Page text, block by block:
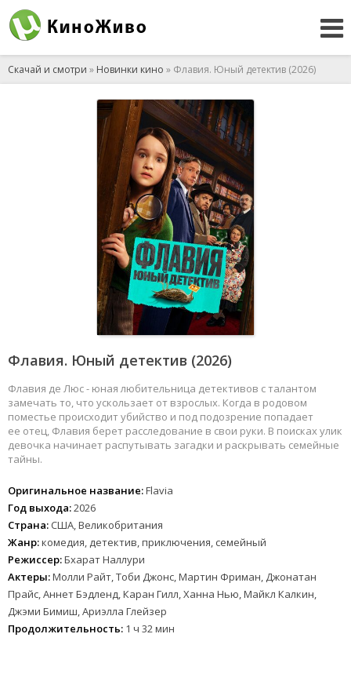
Скачай и смотри » Новинки кино » Флавия. Юный детектив (2026)
Флавия. Юный детектив (2026)
Флавия де Люс - юная любительница детективов с талантом
замечать то, что ускользает от взрослых. Когда в родовом
поместье происходит убийство и под подозрение попадает
ее отец, Флавия берет расследование в свои руки. В поисках улик
девочка начинает распутывать загадки и раскрывать семейные
тайны.
Оригинальное название:Flavia
Год выхода:2026
Страна: США, Великобритания
Жанр:комедия, детектив, приключения, семейный
Режиссер:Бхарат Наллури
Актеры:Молли Райт, Тоби Джонс, Мартин Фриман, Джонатан
Прайс, Аннет Бэдленд, Каран Гилл, Ханна Нью, Майкл Калкин,
Джэми Бимиш, Ариэлла Глейзер
Продолжительность: 1 ч 32 мин